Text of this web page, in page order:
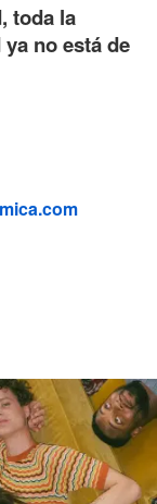
toda la
no está de